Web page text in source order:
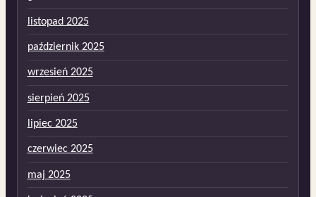
listopad 2025
październik 2025
wrzesień 2025
sierpień 2025
lipiec 2025
czerwiec 2025
maj 2025